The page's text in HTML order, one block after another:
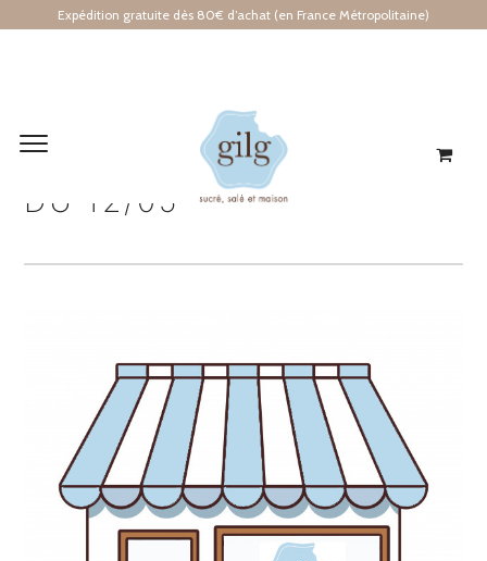
Expédition gratuite dès 80€ d’achat (en France Métropolitaine)
HORAIRES A COMPTER
DU 12/05